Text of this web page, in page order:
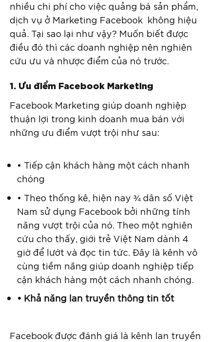
nhiều chi phí cho việc quảng bá sản phẩm,
dịch vụ ở Marketing Facebook không hiệu
quả. Tại sao lại như vậy? Muốn biết được
điều đó thì các doanh nghiệp nên nghiên
cứu ưu và nhược điểm của nó trước.
1. Ưu điểm Facebook Marketing
Facebook Marketing giúp doanh nghiệp
thuận lợi trong kinh doanh mua bán với
những ưu điểm vượt trội như sau:
• Tiếp cận khách hàng một cách nhanh
chóng
• Theo thống kê, hiện nay ¾ dân số Việt
Nam sử dụng Facebook bởi những tính
năng vượt trội của nó. Theo một nghiên
cứu cho thấy, giới trẻ Việt Nam dành 4
giờ để lướt và đọc tin tức. Đây là kênh vô
cùng tiềm năng giúp doanh nghiệp tiếp
cận khách hàng một cách nhanh chóng.
• Khả năng lan truyền thông tin tốt
Facebook được đánh giá là kênh lan truyền